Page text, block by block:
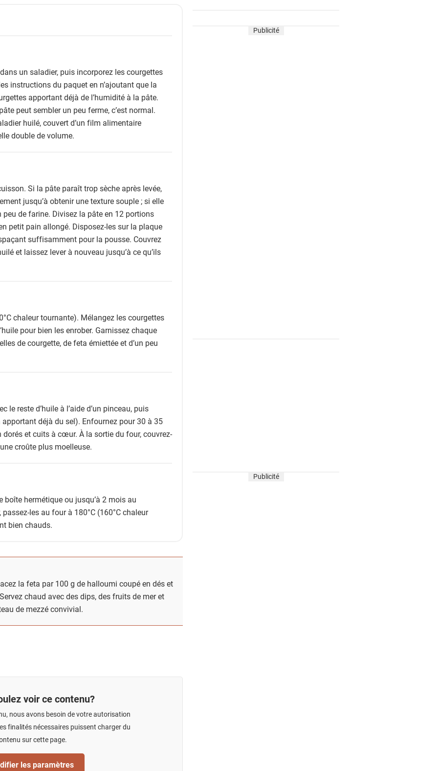
un saladier, puis incorporez les courgettes
instructions du paquet en n’ajoutant que la
apportant déjà de l’humidité à la pâte.
peut sembler un peu ferme, c’est normal.
huilé, couvert d’un film alimentaire
double de volume.
Si la pâte paraît trop sèche après levée,
jusqu’à obtenir une texture souple ; si elle
de farine. Divisez la pâte en 12 portions
petit pain allongé. Disposez-les sur la plaque
suffisamment pour la pousse. Couvrez
et laissez lever à nouveau jusqu’à ce qu’ils
chaleur tournante). Mélangez les courgettes
pour bien les enrober. Garnissez chaque
de courgette, de feta émiettée et d’un peu
le reste d’huile à l’aide d’un pinceau, puis
déjà du sel). Enfournez pour 30 à 35
dorés et cuits à cœur. À la sortie du four, couvrez-
croûte plus moelleuse.
boîte hermétique ou jusqu’à 2 mois au
les au four à 180°C (160°C chaleur
bien chauds.
la feta par 100 g de halloumi coupé en dés et
chaud avec des dips, des fruits de mer et
de mezzé convivial.
voir ce contenu?
nous avons besoin de votre autorisation
finalités nécessaires puissent charger du
sur cette page.
les paramètres
Publicité
Publicité